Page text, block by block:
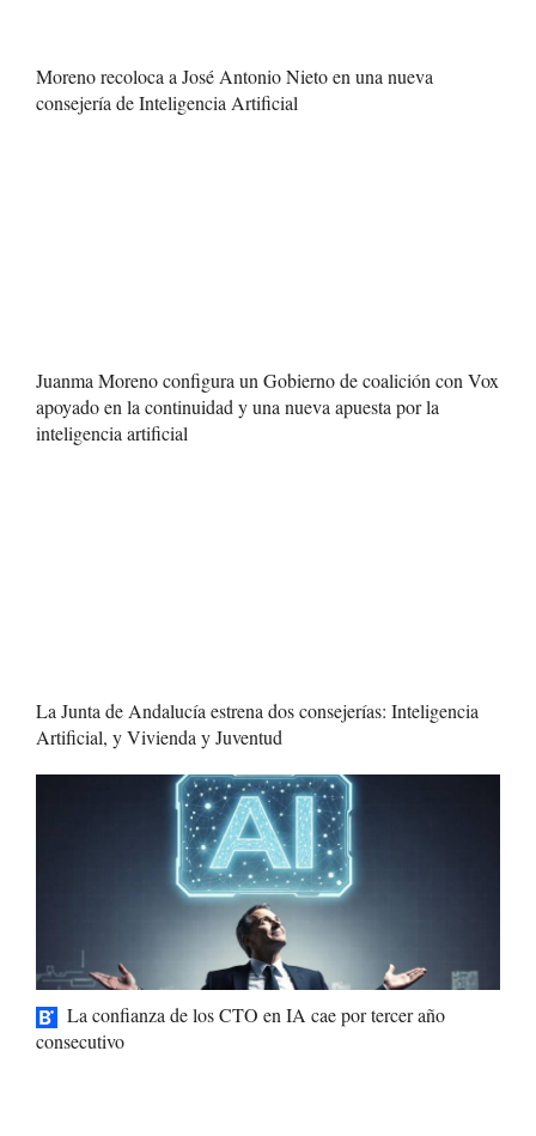
Moreno recoloca a José Antonio Nieto en una nueva
consejería de Inteligencia Artificial
Juanma Moreno configura un Gobierno de coalición con Vox
apoyado en la continuidad y una nueva apuesta por la
inteligencia artificial
La Junta de Andalucía estrena dos consejerías: Inteligencia
Artificial, y Vivienda y Juventud
La confianza de los CTO en IA cae por tercer año
consecutivo